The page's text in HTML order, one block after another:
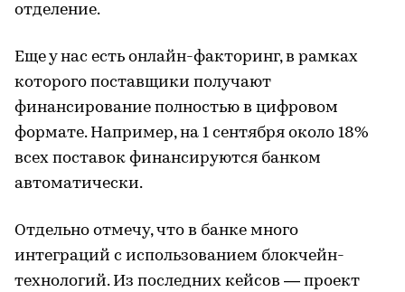
отделение.
Еще у нас есть онлайн-факторинг, в рамках
которого поставщики получают
финансирование полностью в цифровом
формате. Например, на 1 сентября около 18%
всех поставок финансируются банком
автоматически.
Отдельно отмечу, что в банке много
интеграций с использованием блокчейн-
технологий. Из последних кейсов — проект